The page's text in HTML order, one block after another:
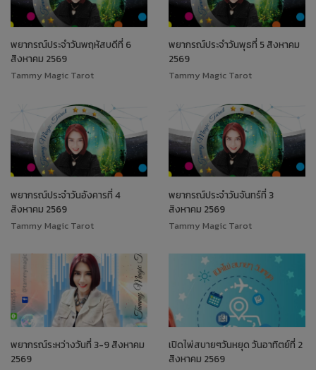
พยากรณ์ประจำวันพฤหัสบดีที่ 6
สิงหาคม 2569
Tammy Magic Tarot
พยากรณ์ประจำวันพุธที่ 5 สิงหาคม
2569
Tammy Magic Tarot
พยากรณ์ประจำวันอังคารที่ 4
สิงหาคม 2569
Tammy Magic Tarot
พยากรณ์ประจำวันจันทร์ที่ 3
สิงหาคม 2569
Tammy Magic Tarot
พยากรณ์ระหว่างวันที่ 3-9 สิงหาคม
2569
เปิดไพ่สบายๆวันหยุด วันอาทิตย์ที่ 2
สิงหาคม 2569